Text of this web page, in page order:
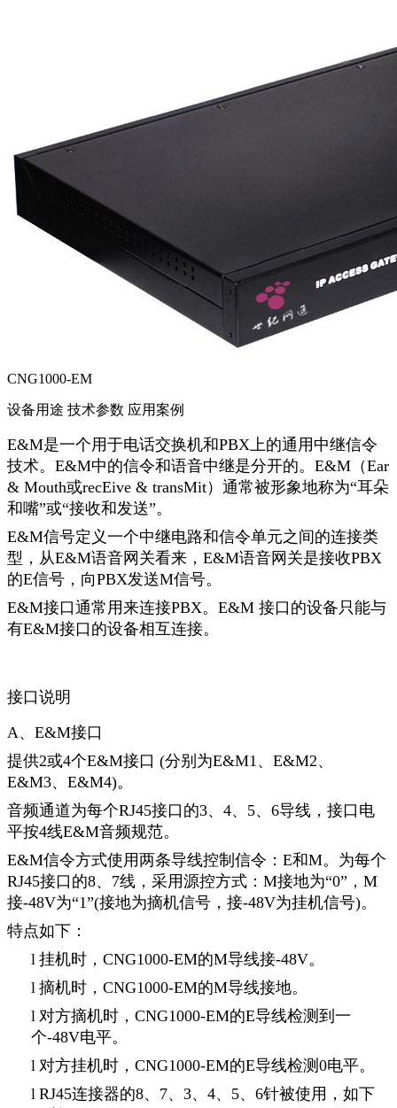
CNG1000-EM
设备用途 技术参数 应用案例
E&M是一个用于电话交换机和PBX上的通用中继信令
技术。 E&M中的信令和语音中继是分开的。 E&M （Ear
& Mouth或recEive & transMit）通常被形象地称为“耳朵
和嘴”或“接收和发送”。
E&M信号定义一个中继电路和信令单元之间的连接类
型，从E&M语音网关看来， E&M语音网关是接收PBX
的E信号，向PBX发送M信号。
E&M接口通常用来连接PBX。 E&M 接口的设备只能与
有E&M接口的设备相互连接。
接口说明
A、 E&M接口
提供2或4个E&M接口 (分别为E&M1、 E&M2、
E&M3、 E&M4)。
音频通道为每个RJ45接口的3、 4、 5、 6导线，接口电
平按4线E&M音频规范。
E&M信令方式使用两条导线控制信令： E和M。为每个
RJ45接口的8、 7线，采用源控方式： M接地为“0”， M
接-48V为“1”(接地为摘机信号，接-48V为挂机信号)。
特点如下：
l 挂机时， CNG1000-EM的M导线接-48V。
l 摘机时， CNG1000-EM的M导线接地。
l 对方摘机时， CNG1000-EM的E导线检测到一
个-48V电平。
l 对方挂机时， CNG1000-EM的E导线检测 0电平。
l RJ45连接器的8、 7、 3、 4、 5、 6针被使用，如下